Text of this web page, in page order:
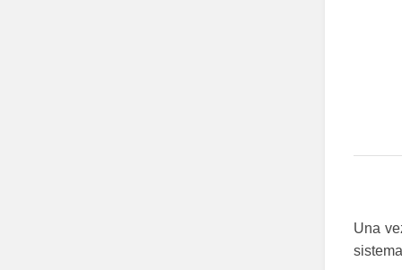
Una
sistema